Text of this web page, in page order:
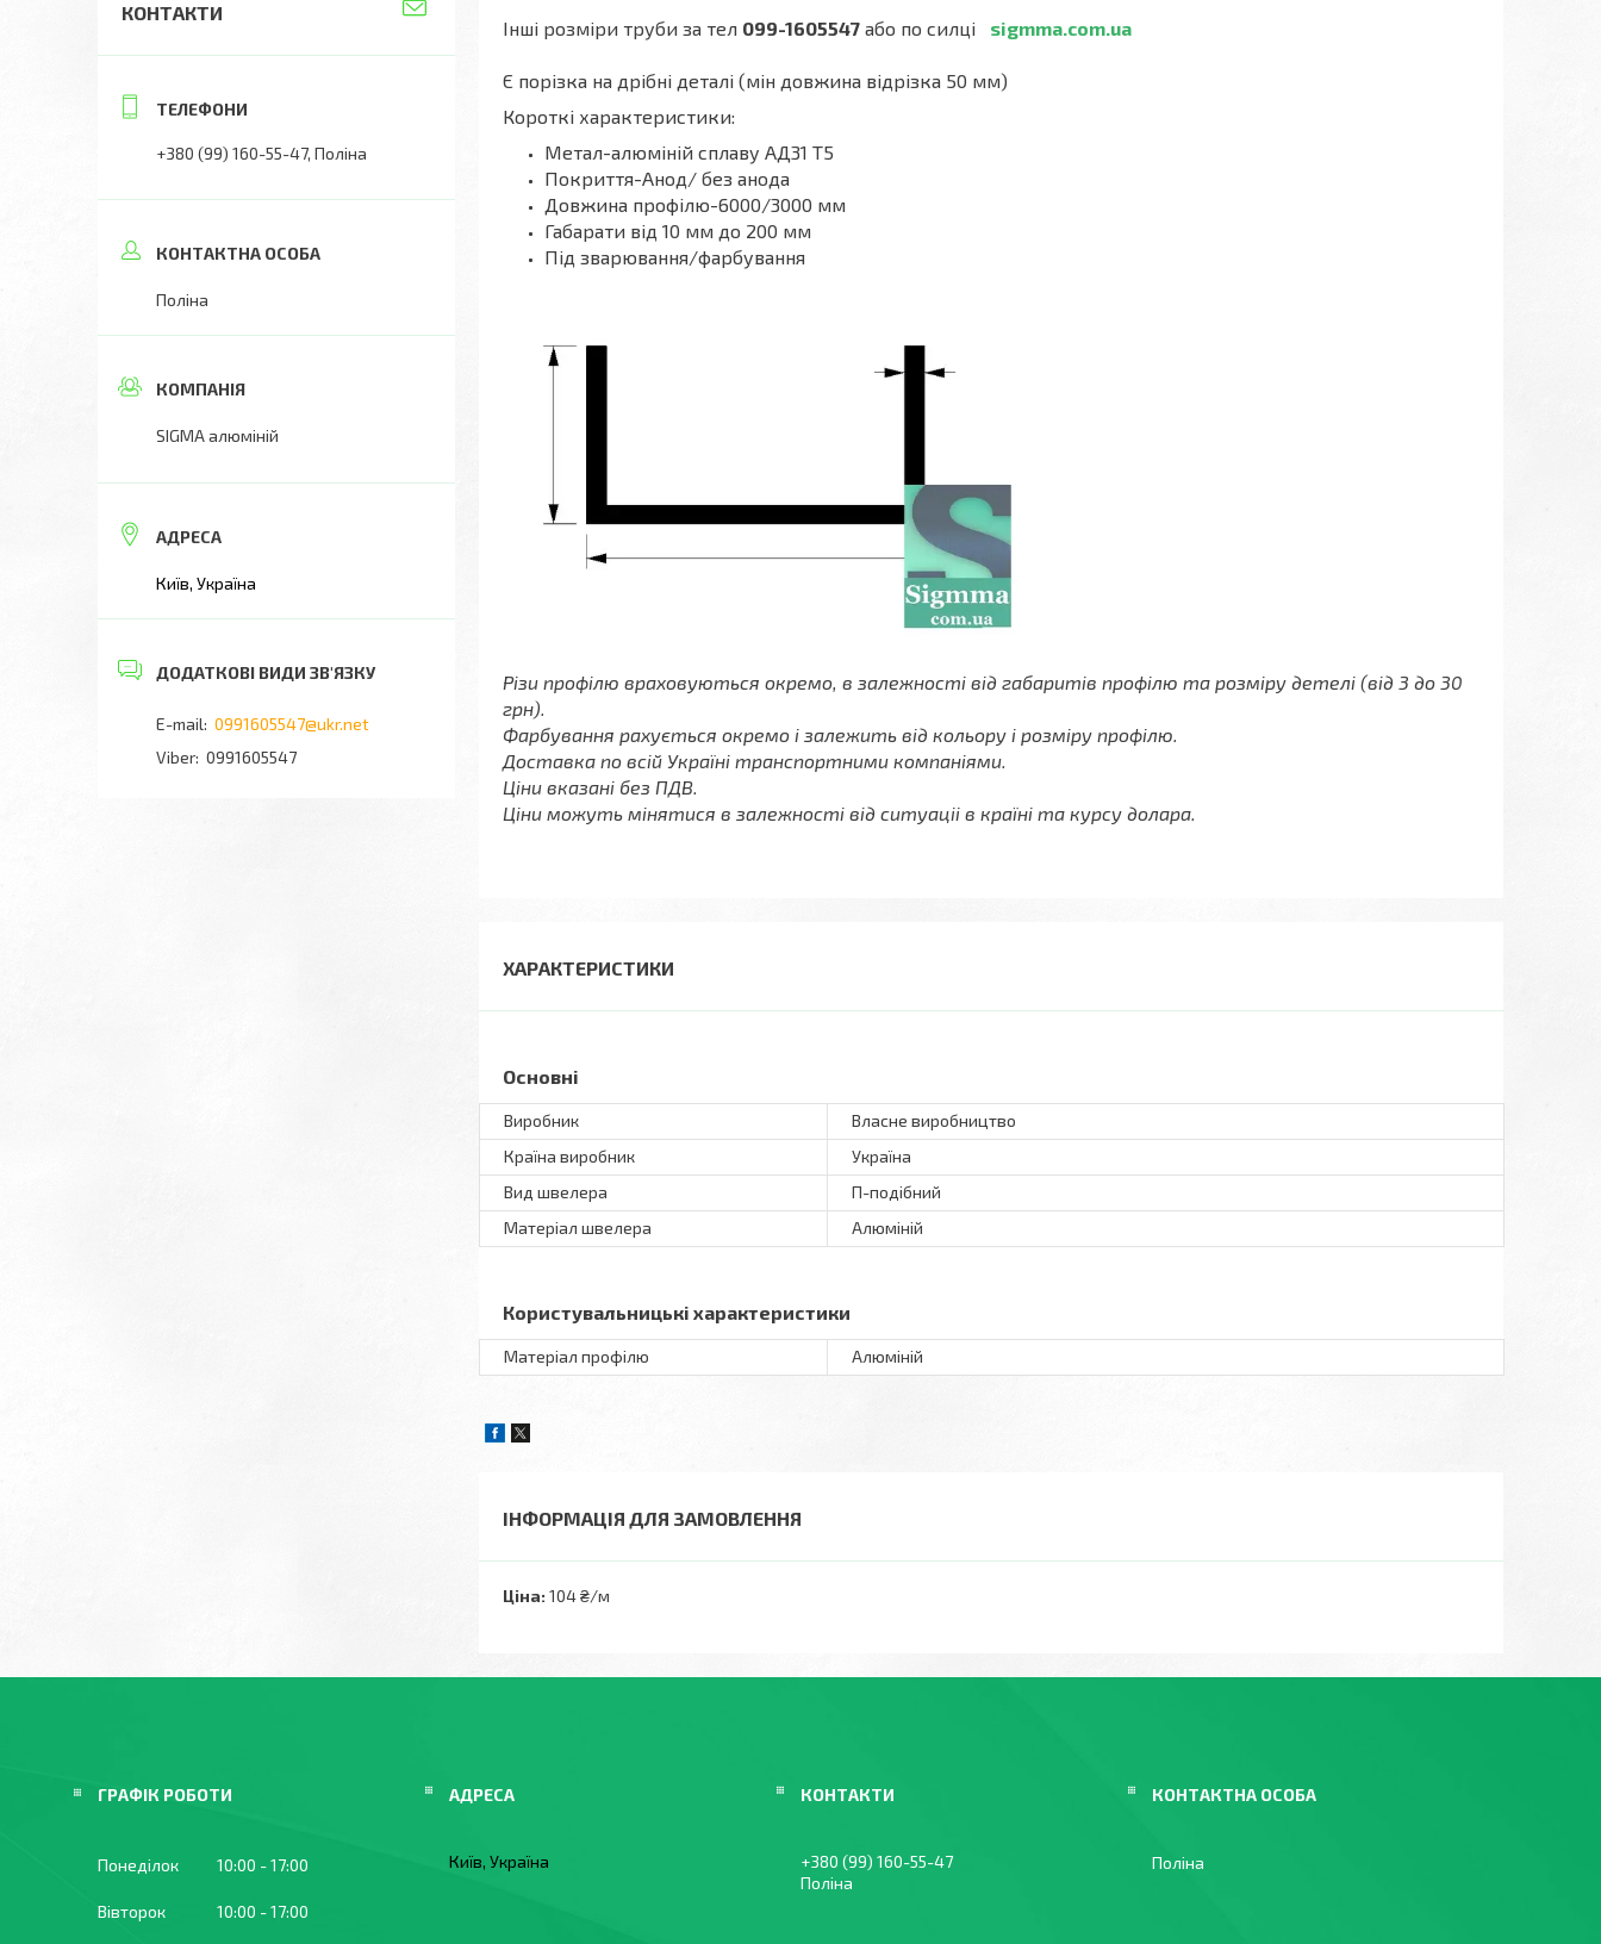
Інші розміри труби за тел 099-1605547 або по силці sigmma.com.ua
Є порізка на дрібні деталі (мін довжина відрізка 50 мм)
Короткі характеристики:
Метал-алюміній сплаву АД31 Т5
Покриття-Анод/ без анода
Довжина профілю-6000/3000 мм
Габарати від 10 мм до 200 мм
Під зварювання/фарбування
Різи профілю враховуються окремо, в залежності від габаритів профілю та розміру детелі (від 3 до 30
грн).
Фарбування рахується окремо і залежить від кольору і розміру профілю.
Доставка по всій Україні транспортними компаніями.
Ціни вказані без ПДВ.
Ціни можуть мінятися в залежності від ситуаціі в країні та курсу долара.
ХАРАКТЕРИСТИКИ
Основні
Виробник
Власне виробництво
Країна виробник
Україна
Вид швелера
П-подібний
Матеріал швелера
Алюміній
Користувальницькі характеристики
Матеріал профілю Алюміній
ІНФОРМАЦІЯ ДЛЯ ЗАМОВЛЕННЯ
Ціна: 104 ₴/м
КОНТАКТИ
+380 (99) 160-55-47 Поліна
Поліна
SIGMA алюміній
Київ, Україна
0991605547@ukr.net
0991605547
ГРАФІК РОБОТИ
Понеділок 10:00 17:00
Вівторок 10:00 17:00
Київ, Україна
+380 (99) 160-55-47
Поліна
Поліна